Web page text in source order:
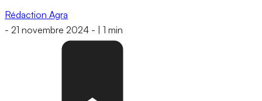
Rédaction Agra
- 21 novembre 2024 - 1 min